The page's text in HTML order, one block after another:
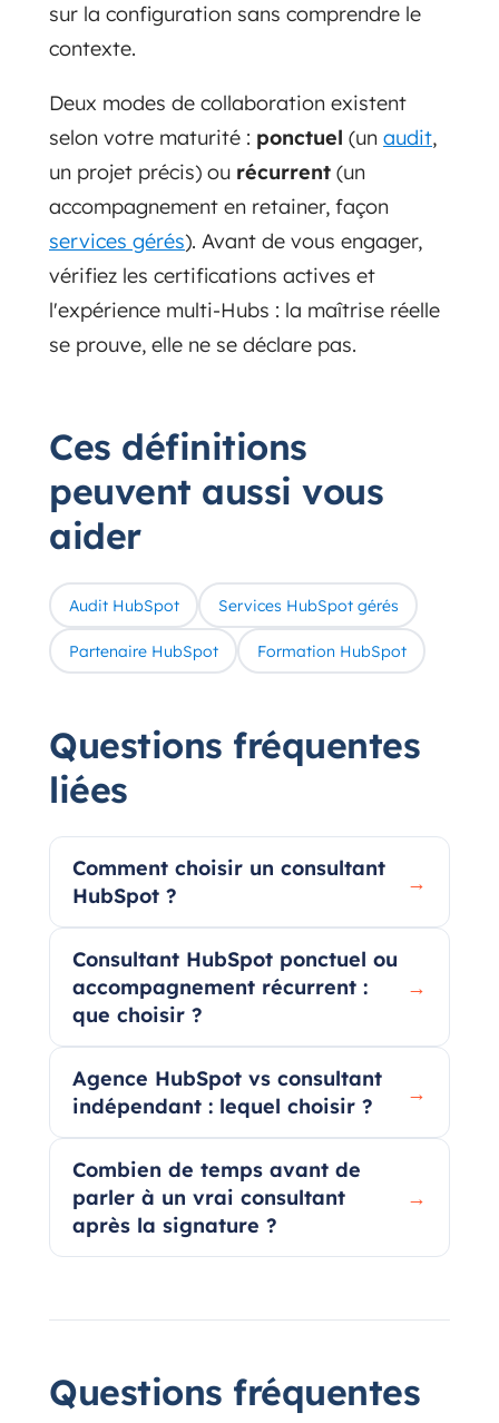
sur la configuration sans comprendre le
contexte.
Deux modes de collaboration existent
selon votre maturité : ponctuel (un audit,
un projet précis) ou récurrent (un
accompagnement en retainer, façon
services gérés). Avant de vous engager,
vérifiez les certifications actives et
l'expérience multi-Hubs : la maîtrise réelle
se prouve, elle ne se déclare pas.
Ces définitions
peuvent aussi vous
aider
Audit HubSpot Services HubSpot gérés
Partenaire HubSpot Formation HubSpot
Questions fréquentes
liées
Comment choisir un consultant
HubSpot ?
→
Consultant HubSpot ponctuel ou
accompagnement récurrent :
que choisir ?
→
Agence HubSpot vs consultant
indépendant : lequel choisir ?
→
Combien de temps avant de
parler à un vrai consultant
après la signature ?
→
Questions fréquentes